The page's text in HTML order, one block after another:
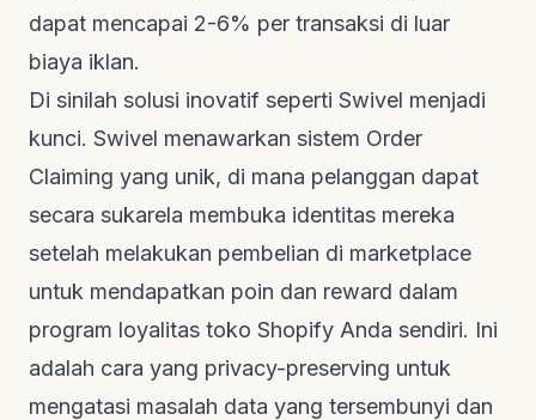
dapat mencapai 2-6% per transaksi di luar
biaya iklan.
Di sinilah solusi inovatif seperti Swivel menjadi
kunci. Swivel menawarkan sistem Order
Claiming yang unik, di mana pelanggan dapat
secara sukarela membuka identitas mereka
setelah melakukan pembelian di marketplace
untuk mendapatkan poin dan reward dalam
program loyalitas toko Shopify Anda sendiri. Ini
adalah cara yang privacy-preserving untuk
mengatasi masalah data yang tersembunyi dan